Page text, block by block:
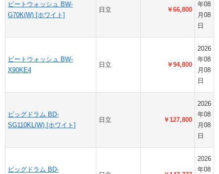
ビートウォッシュ BW-
G70K(W) [ホワイト]
日立 ￥66,800
年08
月08
日
ビートウォッシュ BW-
X90KE4
日立 ￥94,800
2026
年08
月08
日
ビッグドラム BD-
SG110KL(W) [ホワイト]
日立 ￥127,800
2026
年08
月08
日
ビッグドラム BD-
2026
年08